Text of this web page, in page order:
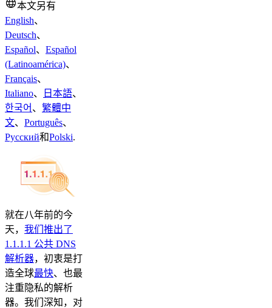
本文另有
English、
Deutsch、
Español、 Español
(Latinoamérica)、
Français、
Italiano、 日本語、
한국어 、 繁體中
文、 Português、
Русский和Polski.
就在八年前的今
天， 我们推出了
1.1.1.1 公共 DNS
解析器，初衷是打
造全球最快、也最
注重隐私的解析
器。我们深知，对